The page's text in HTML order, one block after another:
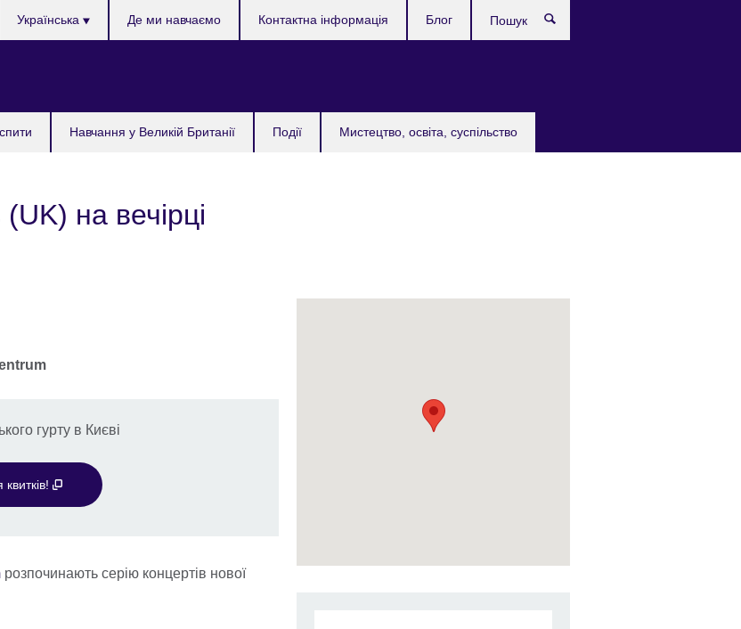
Навчання у Великій Британії Події Мистецтво, освіта, суспільство
Українська Де ми навчаємо Контактна інформація Блог
на вечірці
гурту в Києві
розпочинають серію концертів нової